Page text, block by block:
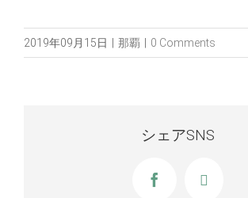
2019年09月15日 那覇 0 Comments
シェアSNS
Facebook
X